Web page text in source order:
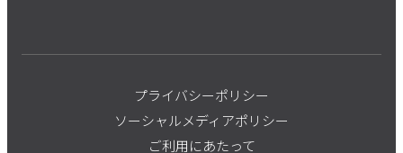
プライバシーポリシー
ソーシャルメディアポリシー
ご利用にあたって